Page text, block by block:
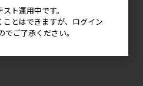
ご注文には
ログイン
ト運用中です。
とはできますが、ログイン
ご了承ください。